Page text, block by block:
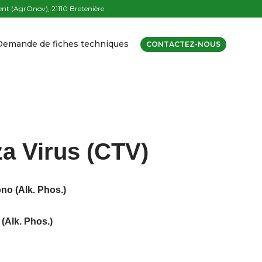
(AgrOnov), 21110 Bretenière
de fiches techniques CONTACTEZ-NOUS
Virus (CTV)
(Alk. Phos.)
Phos.)